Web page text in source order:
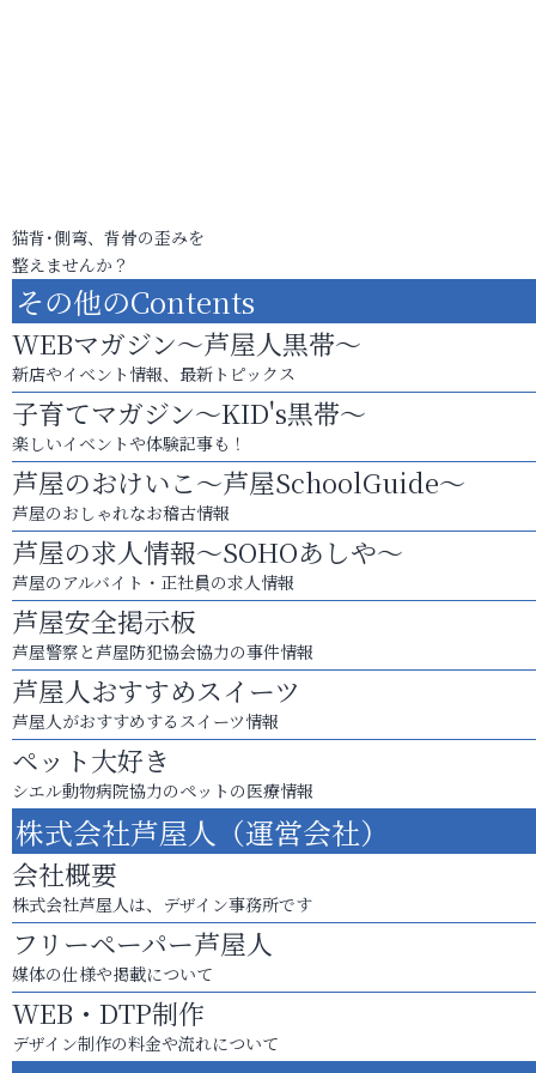
猫背･側弯、背骨の歪みを
整えませんか？
その他のContents
WEBマガジン～芦屋人黒帯～
新店やイベント情報、最新トピックス
子育てマガジン～KID's黒帯～
楽しいイベントや体験記事も！
芦屋のおけいこ～芦屋SchoolGuide～
芦屋のおしゃれなお稽古情報
芦屋の求人情報～SOHOあしや～
芦屋のアルバイト・正社員の求人情報
芦屋安全掲示板
芦屋警察と芦屋防犯協会協力の事件情報
芦屋人おすすめスイーツ
芦屋人がおすすめするスイーツ情報
ペット大好き
シエル動物病院協力のペットの医療情報
株式会社芦屋人（運営会社）
会社概要
株式会社芦屋人は、デザイン事務所です
フリーペーパー芦屋人
媒体の仕様や掲載について
WEB・DTP制作
デザイン制作の料金や流れについて